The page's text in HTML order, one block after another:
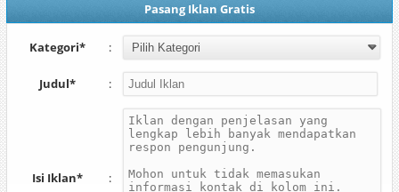
Pasang Iklan Gratis
Kategori* :
Judul* :
Isi Iklan* :